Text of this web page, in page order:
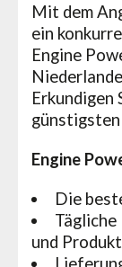
Mit dem
ein
Engine
Erkundigen
Engine
Die
und